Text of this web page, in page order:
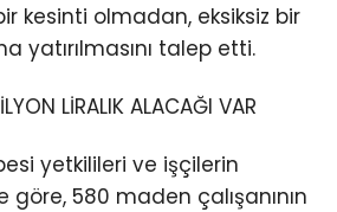
kesinti olmadan, eksiksiz bir
yatırılmasını talep etti.
LİRALIK ALACAĞI VAR
yetkilileri ve işçilerin
göre, 580 maden çalışanının